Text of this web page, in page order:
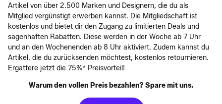
Artikel von über 2.500 Marken und Designern, die du als
Mitglied vergünstigt erwerben kannst. Die Mitgliedschaft ist
kostenlos und bietet dir den Zugang zu limitierten Deals und
sagenhaften Rabatten. Diese werden in der Woche ab 7 Uhr
und an den Wochenenden ab 8 Uhr aktiviert. Zudem kannst du
Artikel, die du zurücksenden möchtest, kostenlos retournieren.
Ergattere jetzt die 75%* Preisvorteil!
Warum den vollen Preis bezahlen? Spare mit uns.